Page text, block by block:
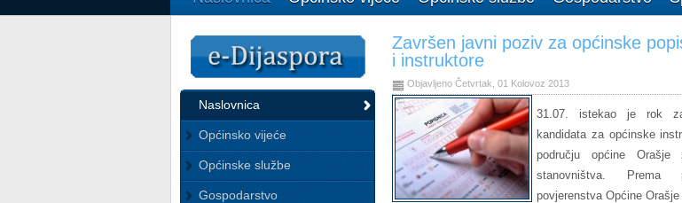
Naslovnica
Općinsko vijeće
Općinske službe
Gospodarstvo
Završen javni poziv za općinske
i instruktore
Objavljeno Četvrtak, 01 Kolovoz 2013
31.07. istekao je rok
kandidata za općinske
području općine Orašje
stanovništva. Prema
povjerenstva Općine